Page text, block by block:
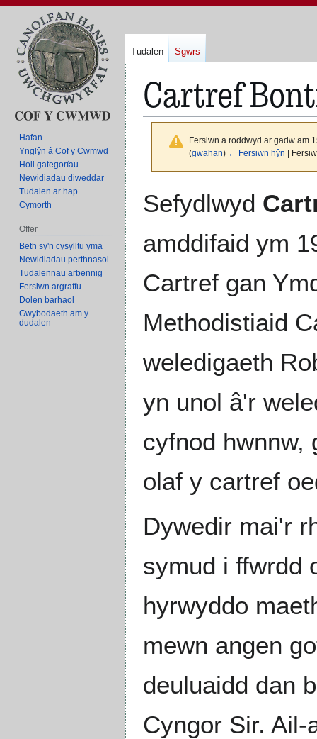
Cartref
Fersiwn a roddwyd ar gadw am
(gwahan) ← Fersiwn hŷn |
i'r
llywio
i'r
chwilio
Sefydlwyd
amddifaid ym
Cartref gan
Methodistiaid
weledigaeth
yn unol â'r
cyfnod hwnnw,
olaf y cartref
Dywedir mai'r
symud i ffwrdd
hyrwyddo
mewn angen
deuluaidd dan
Cyngor Sir.
Tudalen Sgwrs
Hafan
Ynglŷn â Cof y Cwmwd
Holl gategorïau
Newidiadau diweddar
Tudalen ar hap
Cymorth
Offer
Beth sy'n cysylltu yma
Newidiadau perthnasol
Tudalennau arbennig
Fersiwn argraffu
Dolen barhaol
Gwybodaeth am y
dudalen